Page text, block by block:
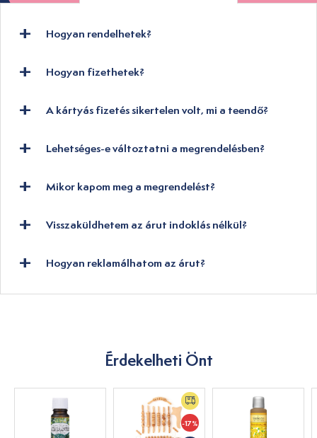
Hogyan rendelhetek?
Hogyan fizethetek?
A kártyás fizetés sikertelen volt, mi a teendő?
Lehetséges-e változtatni a megrendelésben?
Mikor kapom meg a megrendelést?
Visszaküldhetem az árut indoklás nélkül?
Hogyan reklamálhatom az árut?
Érdekelheti Önt
-17%